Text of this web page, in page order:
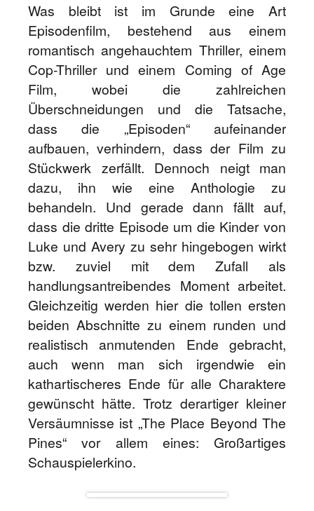
Was bleibt ist im Grunde eine Art
Episodenfilm, bestehend aus einem
romantisch angehauchtem Thriller, einem
Cop-Thriller und einem Coming of Age
Film, wobei die zahlreichen
Überschneidungen und die Tatsache,
dass die „Episoden“ aufeinander
aufbauen, verhindern, dass der Film zu
Stückwerk zerfällt. Dennoch neigt man
dazu, ihn wie eine Anthologie zu
behandeln. Und gerade dann fällt auf,
dass die dritte Episode um die Kinder von
Luke und Avery zu sehr hingebogen wirkt
bzw. zuviel mit dem Zufall als
handlungsantreibendes Moment arbeitet.
Gleichzeitig werden hier die tollen ersten
beiden Abschnitte zu einem runden und
realistisch anmutenden Ende gebracht,
auch wenn man sich irgendwie ein
kathartischeres Ende für alle Charaktere
gewünscht hätte. Trotz derartiger kleiner
Versäumnisse ist „The Place Beyond The
Pines“ vor allem eines: Großartiges
Schauspielerkino.